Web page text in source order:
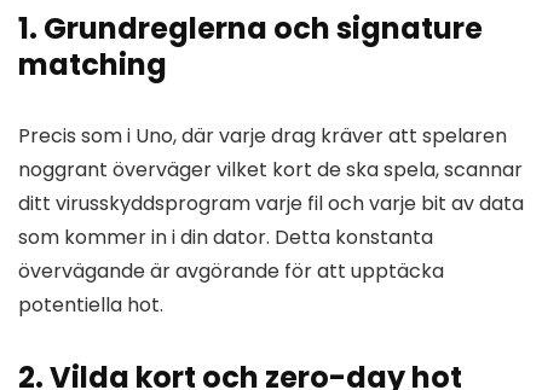
1. Grundreglerna och signature
matching
Precis som i Uno, där varje drag kräver att spelaren
noggrant överväger vilket kort de ska spela, scannar
ditt virusskyddsprogram varje fil och varje bit av data
som kommer in i din dator. Detta konstanta
övervägande är avgörande för att upptäcka
potentiella hot.
2. Vilda kort och zero-day hot